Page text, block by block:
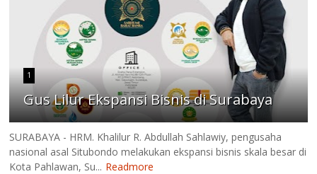
1
Gus Lilur Ekspansi Bisnis di Surabaya
SURABAYA - HRM. Khalilur R. Abdullah Sahlawiy, pengusaha
nasional asal Situbondo melakukan ekspansi bisnis skala besar di
Kota Pahlawan, Su... Readmore